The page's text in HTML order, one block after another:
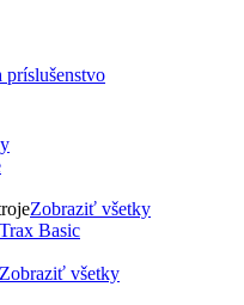
Zobraziť všetky
Zobraziť všetky